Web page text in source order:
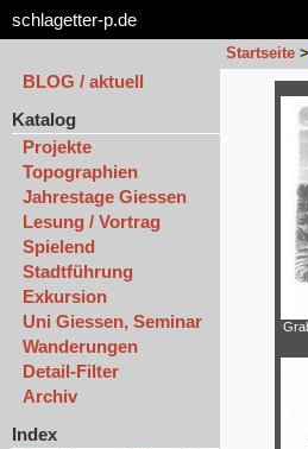
schlagetter-p.de
Startseite >
BLOG / aktuell
Katalog
Projekte
Topographien
Jahrestage Giessen
Lesung / Vortrag
Spielend
Stadtführung
Exkursion
Uni Giessen, Seminar
Wanderungen
Detail-Filter
Archiv
Index